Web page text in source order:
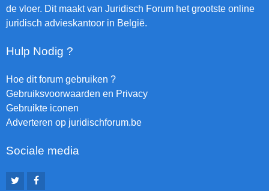
de vloer. Dit maakt van Juridisch Forum het grootste online
juridisch advieskantoor in België.
Hulp Nodig ?
Hoe dit forum gebruiken ?
Gebruiksvoorwaarden en Privacy
Gebruikte iconen
Adverteren op juridischforum.be
Sociale media